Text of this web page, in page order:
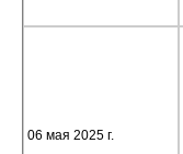
06 мая 2025 г.